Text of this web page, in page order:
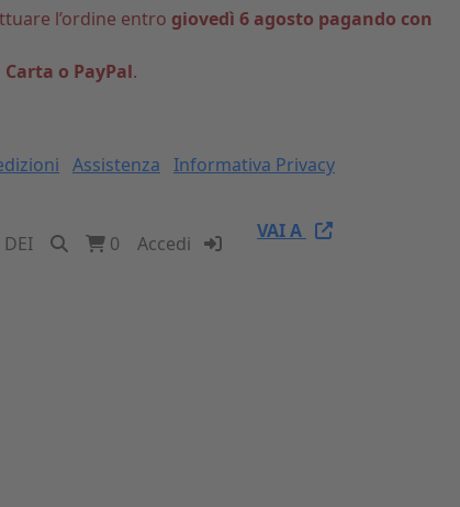
l’ordine entro giovedì 6 agosto pagando con
o PayPal.
Assistenza Informativa Privacy
DEI 0 Accedi
VAI A